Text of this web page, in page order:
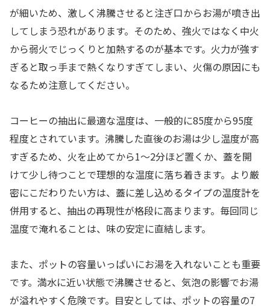
が細いため、激しく沸騰させると注ぎ口からお湯が噴き出
してしまう恐れがあります。そのため、強火ではなく中火
から弱火でじっくりと加熱するのが基本です。火力が強す
ぎると取っ手まで熱くなりすぎてしまい、火傷の原因にも
なるため注意してください。
コーヒーの抽出に最適な温度は、一般的に85度から95度
程度とされています。沸騰した直後のお湯は少し温度が高
すぎるため、火を止めてから1〜2分ほど置くか、蓋を開
けて少し待つことで理想的な温度に落ち着きます。より厳
密にこだわりたい方は、蓋に差し込めるタイプの温度計を
併用すると、抽出の再現性が格段に高まります。毎回同じ
温度で淹れることは、味の安定に直結します。
また、ポットの容量いっぱいにお湯を入れないことも重要
です。満水に近い状態で沸騰させると、気泡の影響でお湯
が溢れやすく危険です。目安としては、ポットの容量の7